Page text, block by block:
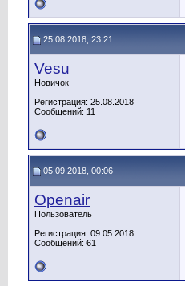
25.08.2018, 23:21
Vesu
Новичок
Регистрация: 25.08.2018
Сообщений: 11
05.09.2018, 00:06
Openair
Пользователь
Регистрация: 09.05.2018
Сообщений: 61